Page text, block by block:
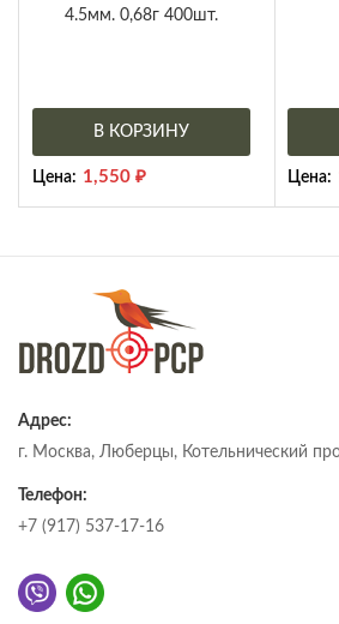
4.5мм. 0,68г 400шт.
В КОРЗИНУ
Цена: 1,550 ₽ Цена:
Адрес:
г. Москва, Люберцы, Котельнический
Телефон:
+7 (917) 537-17-16